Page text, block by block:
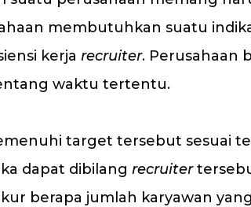
membutuhkan suatu
kerja recruiter. Perusahaan
waktu tertentu.
target tersebut sesuai
dapat dibilang recruiter
berapa jumlah karyawan